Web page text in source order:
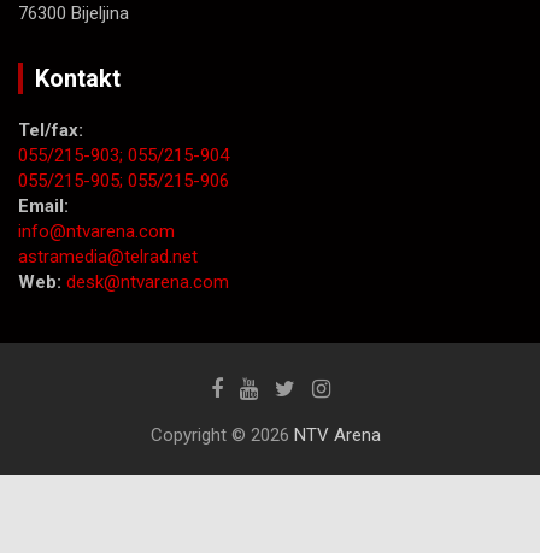
76300 Bijeljina
Kontakt
Tel/fax:
055/215-903; 055/215-904
055/215-905; 055/215-906
Email:
info@ntvarena.com
astramedia@telrad.net
Web: desk@ntvarena.com
Copyright © 2026 NTV Arena